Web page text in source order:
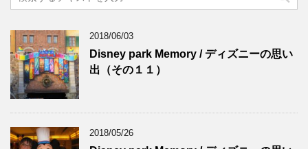
2018/06/03
Disney park Memory / ディズニーの思い
出（その１１）
2018/05/26